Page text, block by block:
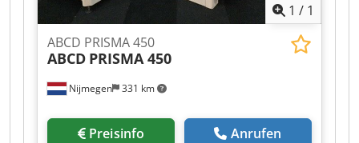
1 / 1
Nijmegen 331 km
ABCD PRISMA 450
ABCD PRISMA 450
Preisinfo Anrufen